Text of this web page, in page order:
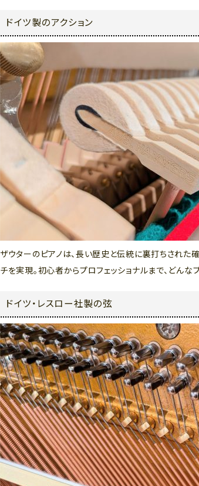
ドイツ製のアクション
ザウターのピアノは、長い歴史と伝統に裏打ちされた
チを実現。初心者からプロフェッショナルまで、どんな
ドイツ・レスロー社製の弦